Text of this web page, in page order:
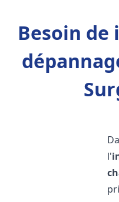
Besoin
l'